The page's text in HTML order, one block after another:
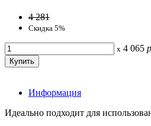
4 281
Скидка 5%
x 4 065
Информация
Идеально подходит для